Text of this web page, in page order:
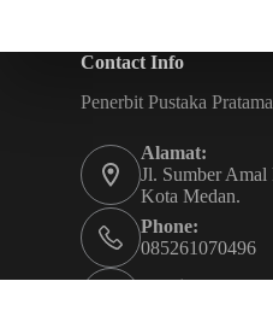
Contact Info
Penerbit Pustaka
Alamat:
Jl. Sumber Amal
Kota Medan.
Phone:
085261070496
Email: